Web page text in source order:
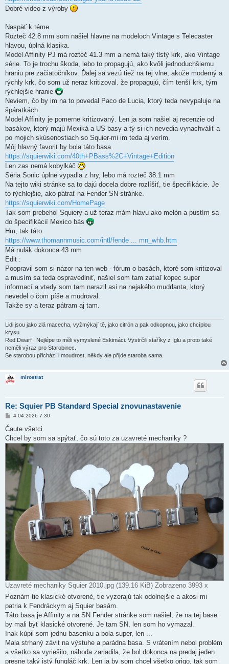
Dobré video z výroby
Naspäť k téme.
Rozteč 42.8 mm som našiel hlavne na modeloch Vintage s Telecaster
hlavou, úplná klasika.
Model Affinity PJ má rozteč 41.3 mm a nemá taký tlstý krk, ako Vintage
série. To je trochu škoda, lebo to propagujú, ako kvôli jednoduchšiemu
hraniu pre začiatočníkov. Ďalej sa vezú tiež na tej vlne, akože moderný a
rýchly krk, čo som už neraz kritizoval. že propagujú, čím tenší krk, tým
rýchlejšie hranie
Neviem, čo by im na to povedal Paco de Lucia, ktorý teda nevypaluje na
špáratkách.
Model Affinity je pomerne kritizovaný. Len ja som našiel aj recenzie od
basákov, ktorý majú Mexiká a US basy a tý si ich nevedia vynachváliť a
po mojich skúsenostiach so Squier-mi im teda aj verím.
Môj hlavný favorit by bola táto basa
https://squierwiki.com/40th+PBass%2C+Vintage+Edition
Len zas nemá kobylkáč
Séria Sonic úplne vypadla z hry, lebo má rozteč 38.1 mm
Na tejto wiki stránke sa to dajú docela dobre rozlíšiť, tie špecifikácie. Je
to rýchlejšie, ako pátrať na Fender SN stránke.
https://squierwiki.com/HomePage
Tak som prebehol Squiery a už teraz mám hlavu ako melón a pustím sa
do špecifikácií Mexico bás
Hm, tak táto
https://www.thomannmusic.com/intl/fende ... mn_whb.htm
Má nulák dokonca 43 mm
Edit :
Poopravil som si názor na ten web - fórum o basách, ktoré som kritizoval
a musím sa teda ospravedlniť, našiel som tam zatiaľ kopec super
informací a vtedy som tam narazil asi na nejakého mudrlanta, ktorý
nevedel o čom píše a mudroval.
Takže sy a teraz pátram aj tam.
Lidi jsou jako zlá macecha, vyžmýkají tě, jako citrón a pak odkopnou, jako chcíplou
krysu.
Red Dwarf : Nejlépe to měli vymyslené Eskimáci. Vystrčili staříky z Iglu a proto také
neměli výraz pro Starobinec.
Se starobou přichází i moudrost, někdy ale přijde staroba sama.
mirostrat
Re: Squier PB Standard Special znovunastavenie
P
í
p
v
4.04.2026 7:30
Čaute všetci.
Chcel by som sa spýtať, čo sú toto za uzavreté mechaniky ?
Uzavreté mechaniky Squier 2010.jpg (139.16 KiB) Zobrazeno 3993 x
Poznám tie klasické otvorené, tie vyzerajú tak odolnejšie a akosi mi
patria k Fendráckym aj Squier basám.
Táto basa je Affinity a na SN Fender stránke som našiel, že na tej base
by mali byť klasické otvorené. Je tam SN, len som ho vymazal.
Inak kúpil som jednu basenku a bola super, len ...
Mala strhaný závit na výstuhe a parádna basa. S vrátením nebol problém
a všetko sa vyriešilo, náhoda zariadila, že bol dokonca na predaj jeden
presne taký istý fungláč krk. Len ja by som chcel všetko origo, tak som